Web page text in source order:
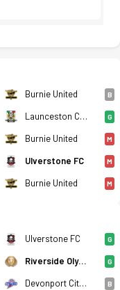
- 11. Hafta
Burnie United B
Launceston City FC 2 G
Burnie United M
Ulverstone FC M
Burnie United M
Ulverstone FC G
Riverside Olympic FC 2 G
Devonport City SC 2 B